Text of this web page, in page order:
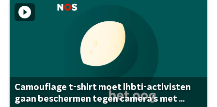
Camouflage t-shirt moet lhbti-activisten
gaan beschermen tegen camera's met ...